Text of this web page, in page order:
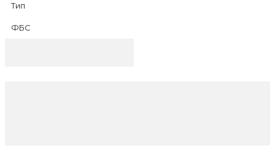
Тип
ФБС